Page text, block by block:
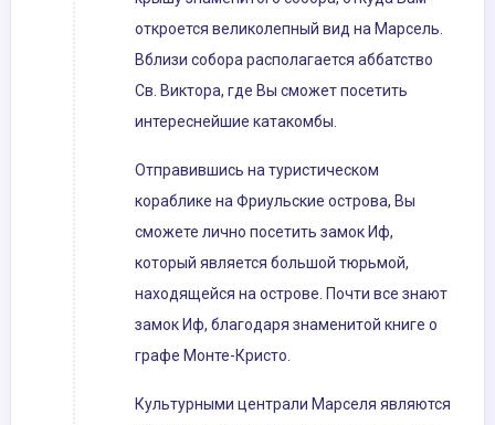
откроется великолепный вид на Марсель.
Вблизи собора располагается аббатство
Св. Виктора, где Вы сможет посетить
интереснейшие катакомбы.
Отправившись на туристическом
кораблике на Фриульские острова, Вы
сможете лично посетить замок Иф,
который является большой тюрьмой,
находящейся на острове. Почти все знают
замок Иф, благодаря знаменитой книге о
графе Монте-Кристо.
Культурными централи Марселя являются